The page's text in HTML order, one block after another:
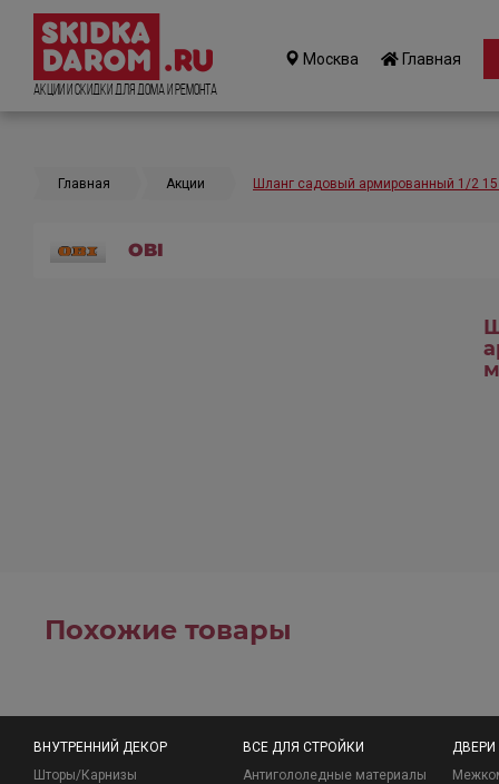
Акции и Скидки для дома и ремонта
Москва Главная
Главная Акции Шланг садовый армированный 1/2
OBI
Похожие товары
ВНУТРЕННИЙ ДЕКОР
Шторы/Карнизы
ВСЕ ДЛЯ СТРОЙКИ
Антигололедные материалы
ДВЕРИ